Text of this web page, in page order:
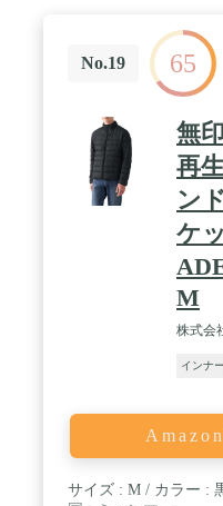
No.19 65
無
再
ン
ケ
M
株式会
インナ
サイズ : M / カラー :